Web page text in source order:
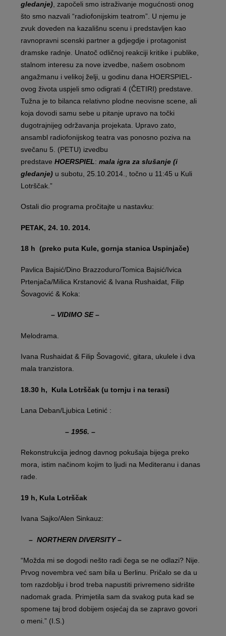
gledanje), započeli smo istraživanje mogućnosti onog
što smo nazvali “radiofonijskim teatrom”. U njemu je
zvuk doveden na kazališnu scenu i predstavljen kao
ravnopravni scenski partner a gdjegdje i protagonist
dramske radnje. Unatoč odličnoj reakciji kritike i publike,
stalnom interesu za nove izvedbe, našem osobnom
angažmanu i velikoj želji, u godinu dana HOERSPIEL-
ovog života uspjeli smo odigrati 4 (ČETIRI) predstave.
Tužna je to bilanca relativno plodne neovisne scene, ali
koja dovodi samu sebe u pitanje upravo na točki
dugotrajnijeg održavanja projekata. Upravo zato,
ansambl radiofonijskog teatra vas ponosno poziva na
svečanu 5. (PETU) izvedbu
predstave HOERSPIEL: mala igra za slušanje (i
gledanje)u subotu, 25.10.2014., točno u 11:45 u Kuli
Lotrščak.”
Ostali dio programa pročitajte u nastavku:
PETAK, 24. 10. 2014.
18 h (preko puta Kule, gornja stanica Uspinjače)
Pavlica Bajsić/Dino Brazzoduro/Tomica Bajsić/Ivica
Prtenjača/Milica Krstanović & Ivana Rushaidat, Filip
Šovagović & Koka:
– VIDIMO SE –
Melodrama.
Ivana Rushaidat & Filip Šovagović, gitara, ukulele i dva
mala tranzistora.
18.30 h, Kula Lotrščak (u tornju i na terasi)
Lana Deban/Ljubica Letinić :
– 1956. –
Rekonstrukcija jednog davnog pokušaja bijega preko
mora, istim načinom kojim to ljudi na Mediteranu i danas
rade.
19 h, Kula Lotrščak
Ivana Sajko/Alen Sinkauz:
– NORTHERN DIVERSITY –
“Možda mi se dogodi nešto radi čega se ne odlazi? Nije.
Prvog novembra već sam bila u Berlinu. Pričalo se da u
tom razdoblju i brod treba napustiti privremeno sidrište
nadomak grada. Primjetila sam da svakog puta kad se
spomene taj brod dobijem osjećaj da se zapravo govori
o meni.” (I.S.)